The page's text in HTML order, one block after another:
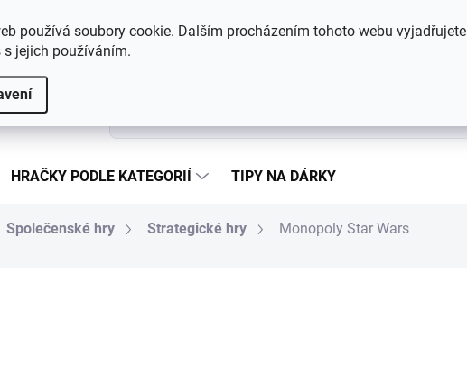
používá soubory cookie. Dalším procházením tohoto webu vyjadřujete
s jejich používáním.
otázky Hodnocení obchodu Kontakty
HRAČKY PODLE KATEGORIÍ TIPY NA DÁRKY
Společenské hry Strategické hry Monopoly Star Wars